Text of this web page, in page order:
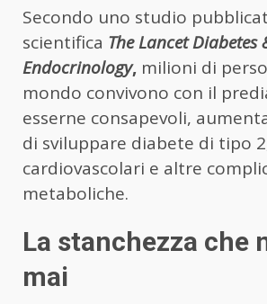
Secondo uno studio
scientifica The Lancet Diabetes
Endocrinology, milioni di
mondo convivono con il
esserne consapevoli,
di sviluppare diabete di tipo
cardiovascolari e altre
metaboliche.
La stanchezza che
mai